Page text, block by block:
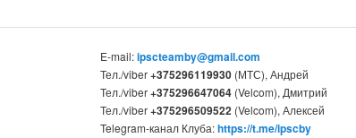
E-mail:ipscteamby@gmail.com
Тел./viber+375296119930(МТС), Андрей
Тел./viber+375296647064(Velcom), Дмитрий
Тел./viber+375296509522 (Velcom), Алексей
Telegram-канал Клуба:https://t.me/ipscby